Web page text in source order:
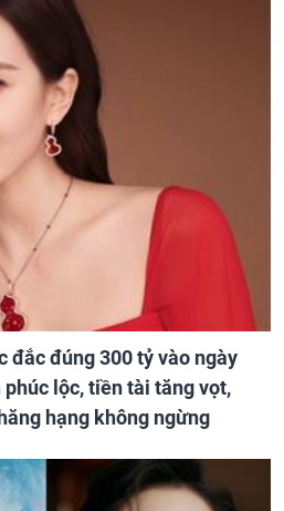
đắc đúng 300 tỷ vào ngày
lộc, tiền tài tăng vọt,
hạng không ngừng